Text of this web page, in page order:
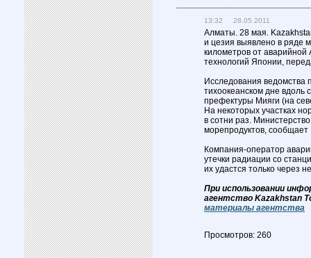
13:32 28.05.2011
Алматы. 28 мая.
и цезия выявлено в ряде
километров от
технологий Японии,
Исследования ведомства
тихоокеанском дне вдоль
префектуры Мияги (на
На некоторых участках
в сотни раз.
морепродуктов,
Компания-оператор
утечки радиации со
их удастся только через
При использовании
агентство Kazakhstan
материалы агентства
Просмотров: 260